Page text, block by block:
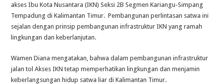
akses Ibu Kota Nusantara (IKN) Seksi 2B Segmen Kariangu-Simpang
Tempadung di Kalimantan Timur. Pembangunan perlintasan satwa ini
sejalan dengan prinsip pembangunan infrastruktur IKN yang ramah
lingkungan dan keberlanjutan.
Wamen Diana mengatakan, bahwa dalam pembangunan infrastruktur
jalan tol Akses IKN tetap memperhatikan lingkungan dan menjamin
keberlangsungan hidup satwa liar di Kalimantan Timur.